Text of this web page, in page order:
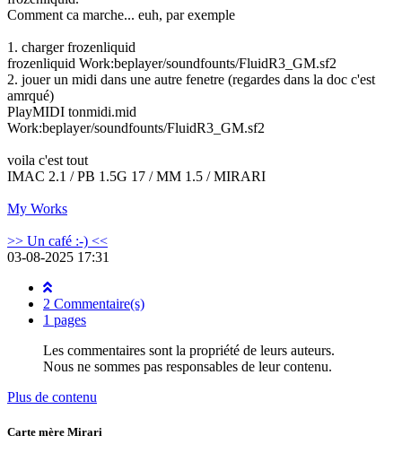
Comment ca marche... euh, par exemple
1. charger frozenliquid
frozenliquid Work:beplayer/soundfounts/FluidR3_GM.sf2
2. jouer un midi dans une autre fenetre (regardes dans la doc c'est
amrqué)
PlayMIDI tonmidi.mid
Work:beplayer/soundfounts/FluidR3_GM.sf2
voila c'est tout
IMAC 2.1 / PB 1.5G 17 / MM 1.5 / MIRARI
My Works
>> Un café :-) <<
03-08-2025 17:31
2 Commentaire(s)
1 pages
Les commentaires sont la propriété de leurs auteurs.
Nous ne sommes pas responsables de leur contenu.
Plus de contenu
Carte mère Mirari